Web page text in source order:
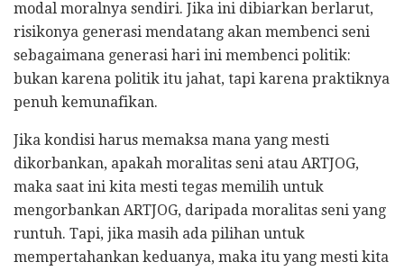
modal moralnya sendiri. Jika ini dibiarkan berlarut,
risikonya generasi mendatang akan membenci seni
sebagaimana generasi hari ini membenci politik:
bukan karena politik itu jahat, tapi karena praktiknya
penuh kemunafikan.
Jika kondisi harus memaksa mana yang mesti
dikorbankan, apakah moralitas seni atau ARTJOG,
maka saat ini kita mesti tegas memilih untuk
mengorbankan ARTJOG, daripada moralitas seni yang
runtuh. Tapi, jika masih ada pilihan untuk
mempertahankan keduanya, maka itu yang mesti kita